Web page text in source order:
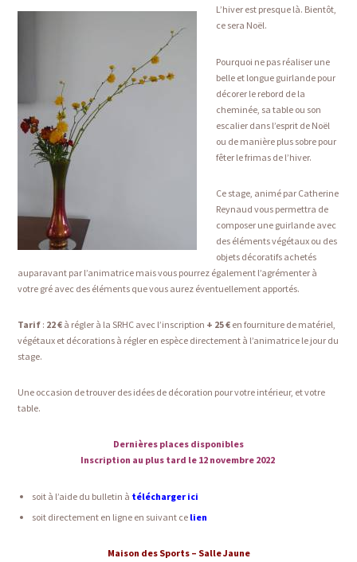
L’hiver est presque là. Bientôt,
ce sera Noël.
Pourquoi ne pas réaliser une
belle et longue guirlande pour
décorer le rebord de la
cheminée, sa table ou son
escalier dans l’esprit de Noël
ou de manière plus sobre pour
fêter le frimas de l’hiver.
Ce stage, animé par Catherine
Reynaud vous permettra de
composer une guirlande avec
des éléments végétaux ou des
objets décoratifs achetés
auparavant par l’animatrice mais vous pourrez également l’agrémenter à
votre gré avec des éléments que vous aurez éventuellement apportés.
Tarif : 22 € à régler à la SRHC avec l’inscription + 25 € en fourniture de matériel,
végétaux et décorations à régler en espèce directement à l’animatrice le jour du
stage.
Une occasion de trouver des idées de décoration pour votre intérieur, et votre
table.
Dernières places disponibles
Inscription au plus tard le 12 novembre 2022
soit à l’aide du bulletin à télécharger ici
soit directement en ligne en suivant ce lien
Maison des Sports – Salle Jaune